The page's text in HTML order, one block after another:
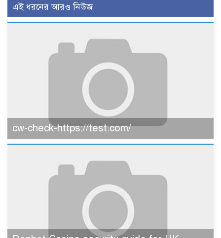
এই ধরনের আরও নিউজ
cw-check-https://test.com/